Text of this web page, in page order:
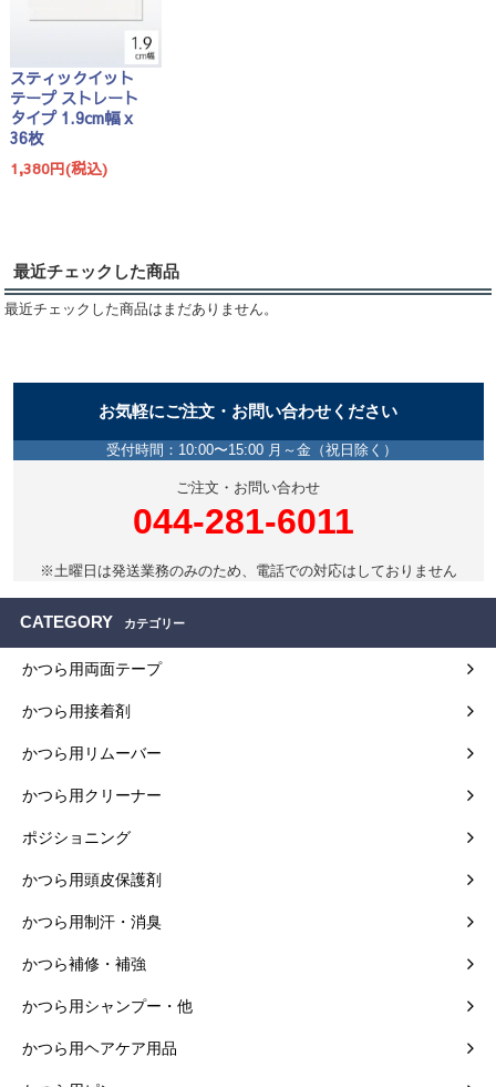
スティックイット
テープ ストレート
タイプ 1.9cm幅 x
36枚
1,380円(税込)
最近チェックした商品
最近チェックした商品はまだありません。
お気軽にご注文・お問い合わせください
受付時間：10:00〜15:00 月～金（祝日除く）
ご注文・お問い合わせ
044-281-6011
※土曜日は発送業務のみのため、電話での対応はしておりません
CATEGORY カテゴリー
かつら用両面テープ
かつら用接着剤
かつら用リムーバー
かつら用クリーナー
ポジショニング
かつら用頭皮保護剤
かつら用制汗・消臭
かつら補修・補強
かつら用シャンプー・他
かつら用ヘアケア用品